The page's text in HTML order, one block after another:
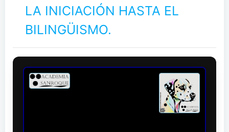
LA INICIACIÓN HASTA EL
BILINGÜISMO.